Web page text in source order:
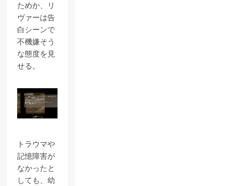
ためか、リ
ヴァーは告
白シーンで
不機嫌そう
な態度を見
せる。
トラウマや
記憶障害が
なかったと
しても、幼